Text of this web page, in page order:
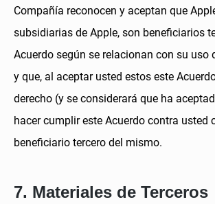
Compañía reconocen y aceptan que
subsidiarias de Apple, son beneficiarios
Acuerdo según se relacionan con su uso
y que, al aceptar usted estos este
derecho (y se considerará que ha
hacer cumplir este Acuerdo contra usted
7. Materiales de Terceros